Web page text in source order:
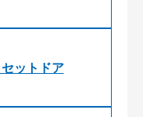
ットドア